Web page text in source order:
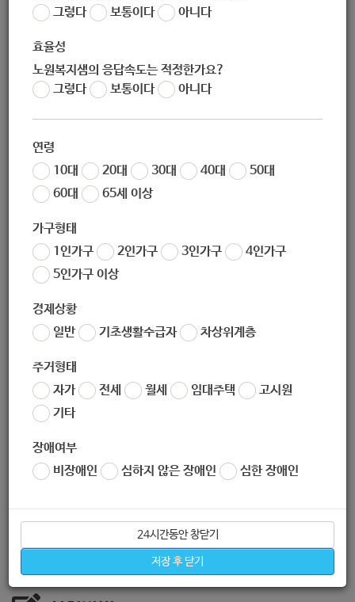
그렇다
보통이다 아니다
효율성
노원복지샘의 응답속도는 적정한가요?
그렇다
보통이다 아니다
연령
10대
20대 30대 40대
50대
60대
65세 이상
가구형태
1인가구
2인가구 3인가구
4인가구
5인가구 이상
경제상황
일반
기초생활수급자 차상위계층
주거형태
자가
전세 월세 임대주택
고시원
기타
장애여부
비장애인
심하지 않은 장애인 심한 장애인
24시간동안 창닫기
저장 후 닫기
[건강해GYM : 성인 발달장애인
체육 교실]
지원대상
성인 발달장애인
지원내용
1. 지원기간 :
2. 지원일정 :
력, 유연성, 심폐지구력) 증진 운동